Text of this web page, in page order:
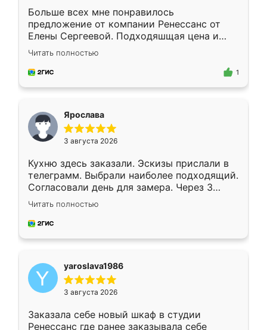
Больше всех мне понравилось
предложение от компании Ренессанс от
Елены Сергеевой. Подходяшщая цена и
короткие сроки изготовления. Приехавший
для замера сотрудник Владислав
предложил по моему эскизу самый
Читать полностью
1
Ярослава
3 августа 2026
Кухню здесь заказали. Эскизы прислали в
телеграмм. Выбрали наиболее подходящий.
Согласовали день для замера. Через 3
недели кухня была уже готова. Остались
довольны работой. Спасибо Ренессанс
мебель за качественную работу!
Читать полностью
yaroslava1986
3 августа 2026
Заказала себе новый шкаф в студии
Ренессанс где ранее заказывала себе